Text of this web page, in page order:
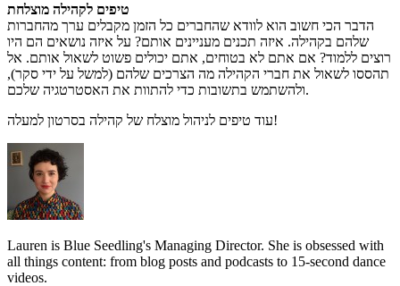
טיפים לקהילה מוצלחת
הדבר הכי חשוב הוא לוודא שהחברים כל הזמן מקבלים ערך מהחברות
שלהם בקהילה. איזה תכנים מעניינים אותם? על איזה נושאים הם היו
רוצים ללמוד? אם אתם לא בטוחים, אתם יכולים פשוט לשאול אותם. אל
תהססו לשאול את חברי הקהילה מה הצרכים שלהם (למשל על ידי סקר),
ולהשתמש בתשובות כדי להתוות את האסטרטגיה שלכם.
עוד טיפים לניהול מוצלח של קהילה בסרטון למעלה!
Lauren is Blue Seedling's Managing Director. She is obsessed with
all things content: from blog posts and podcasts to 15-second dance
videos.